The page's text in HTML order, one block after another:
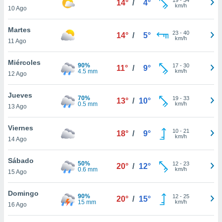
más
nuestra
y
de
disponible
cookies
aceptar
10 Ago
14° / 4°
km/h
Martes
11 Ago
14° / 5° 23- 40
km/h
Miércoles
12 Ago
90%
4.5 mm
11° / 9° 17- 30
km/h
Jueves
13 Ago
70%
0.5 mm
13° / 10° 19- 33
km/h
Viernes
14 Ago
18° / 9° 10- 21
km/h
Sábado
15 Ago
50%
0.6 mm
20° / 12° 12- 23
km/h
Domingo
16 Ago
90%
15 mm
20° / 15° 12- 25
km/h